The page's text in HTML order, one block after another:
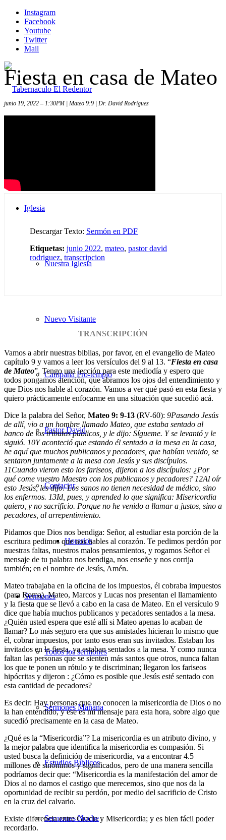
Instagram
Facebook
Youtube
Twitter
Mail
Iglesia
Nuestra Iglesia
Nuevo Visitante
Campaña Pro-templo
Pastor David
Contactar
Horarios
Sermones
Todos los sermones
Sermones Mañana
Estudios Bíblicos
Sermones Noche
Fiesta en casa de Mateo
junio 19, 2022 – 1:30PM | Mateo 9:9 | Dr. David Rodríguez
Descargar Texto: Sermón en PDF
Etiquetas: junio 2022, mateo, pastor david
rodriguez, transcripcion
TRANSCRIPCIÓN
Vamos a abrir nuestras biblias, por favor, en el evangelio de Mateo
capítulo 9 y vamos a leer los versículos del 9 al 13. “Fiesta en casa
de Mateo”. Tengo una lección para este mediodía y espero que
todos pongamos atención, que abramos los ojos del entendimiento y
que Dios nos hable al corazón. Vamos a ver qué pasó en esta fiesta y
quiero prácticamente enfocarme en una situación que sucedió acá.
Dice la palabra del Señor, Mateo 9: 9-13 (RV-60): 9Pasando Jesús
de allí, vio a un hombre llamado Mateo, que estaba sentado al
banco de los tributos públicos, y le dijo: Sígueme. Y se levantó y le
siguió. 10Y aconteció que estando él sentado a la mesa en la casa,
he aquí que muchos publicanos y pecadores, que habían venido, se
sentaron juntamente a la mesa con Jesús y sus discípulos.
11Cuando vieron esto los fariseos, dijeron a los discípulos: ¿Por
qué come vuestro Maestro con los publicanos y pecadores? 12Al oír
esto Jesús, les dijo: Los sanos no tienen necesidad de médico, sino
los enfermos. 13Id, pues, y aprended lo que significa: Misericordia
quiero, y no sacrificio. Porque no he venido a llamar a justos, sino a
pecadores, al arrepentimiento.
Pidamos que Dios nos bendiga: Señor, al estudiar esta porción de la
escritura pedimos que nos hables al corazón. Te pedimos perdón por
nuestras faltas, nuestros malos pensamientos, y rogamos Señor el
mensaje de tu palabra nos bendiga, nos enseñe y nos corrija
también; en el nombre de Jesús, Amén.
Mateo trabajaba en la oficina de los impuestos, él cobraba impuestos
(para Roma). Mateo, Marcos y Lucas nos presentan el llamamiento
y la fiesta que se llevó a cabo en la casa de Mateo. En el versículo 9
dice que había muchos publicanos y pecadores sentados a la mesa.
¿Quién usted espera que esté allí si Mateo apenas lo acaban de
llamar? Lo más seguro era que sus amistades hicieran lo mismo que
él, cobrar impuestos, por tanto esos eran sus invitados. Estaban los
invitados en la fiesta, ya estaban sentados a la mesa. Y como nunca
faltan las personas que se sienten más santos que otros, nunca faltan
los que te ponen un rótulo y te discriminan; llegaron los fariseos
hipócritas y dijeron : ¿Cómo es posible que Jesús esté sentado con
esta cantidad de pecadores?
Es decir: Hay personas que no conocen la misericordia de Dios o no
la han entendido, y ese es mi mensaje para esta hora, sobre algo que
sucedió precisamente en la casa de Mateo.
¿Qué es la “Misericordia”? La misericordia es un atributo divino, y
la mejor palabra que identifica la misericordia es compasión. Si
usted busca la definición de misericordia, va a encontrar 4.5
millones de sinónimos y significados, pero de una manera sencilla
podríamos decir que: “Misericordia es la manifestación del amor de
Dios al no darnos el castigo que merecemos, sino que nos da la
oportunidad de recibir su perdón, por medio del sacrificio de Cristo
en la cruz del calvario.
Existe diferencia entre Gracia y Misericordia; y es bien fácil poder
recordarlo.